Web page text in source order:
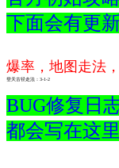
下面会有更
爆率，地图走法
登天古径走法：3-1-2
BUG修复日
都会写